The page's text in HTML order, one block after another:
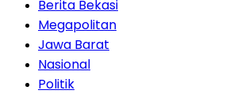
Berita Bekasi
Megapolitan
Jawa Barat
Nasional
Politik